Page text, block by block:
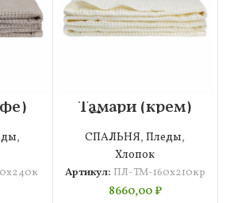
,
Тамари (крем)
Покрывало
160х210
СПАЛЬНЯ,Пледы,
Хлопок
Артикул: ПЛ-ТМ-160х210кр
8660,00₽